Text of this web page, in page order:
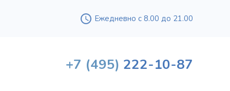
Ежедневно с 8.00 до 21.00
+7 (495) 222-10-87